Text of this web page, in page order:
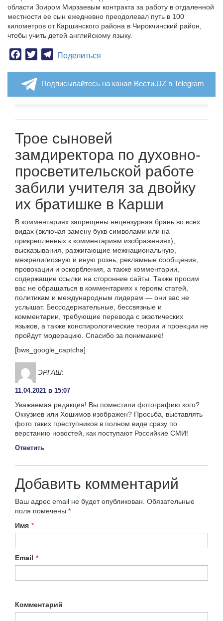
области Зоиром Мирзаевым контракта за работу в отдаленной
местности ее сын ежедневно преодолевал путь в 100
километров от Каршинского района в Чирокчинский район,
чтобы учить детей английскому языку.
Facebook
TwitterTelegram
Поделиться
Подписывайтесь на канал Вести.UZ в Telegram
Трое сыновей
замдиректора по духовно-
просветительской работе
забили учителя за двойку
их братишке в Карши
В комментариях запрещены нецензурная брань во всех
видах (включая замену букв символами или на
прикрепленных к комментариям изображениях),
высказывания, разжигающие межнациональную,
межрелигиозную и иную рознь, рекламные сообщения,
провокации и оскорбления, а также комментарии,
содержащие ссылки на сторонние сайты. Также просим
вас не обращаться в комментариях к героям статей,
политикам и международным лидерам — они вас не
услышат. Бессодержательные, бессвязные и
комментарии, требующие перевода с экзотических
языков, а также конспирологические теории и проекции не
пройдут модерацию. Спасибо за понимание!
[bws_google_captcha]
ЭРГАШ:
11.04.2021 в 15:07
Уважаемая редакция! Вы поместили фотографию кого?
Оккузиев или Хошимов изображен? Просьба, выставлять
фото таких преступников в полном виде сразу по
верстанию новостей, как поступают Российкие СМИ!
Ответить
Добавить комментарий
Ваш адрес email не будет опубликован. Обязательные
поля помечены *
Имя *
Email *
Комментарий